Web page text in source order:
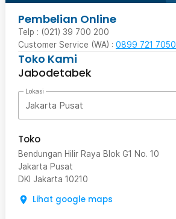
Pembelian Online
Telp : (021) 39 700 200
Customer Service (WA) : 0899 721 7050
Toko Kami
Jabodetabek
Lokasi
Jakarta Pusat
Toko
Bendungan Hilir Raya Blok G1 No. 10
Jakarta Pusat
DKI Jakarta 10210
Lihat google maps